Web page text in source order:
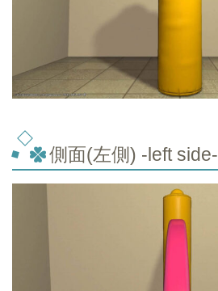
側面(左側) -left side-